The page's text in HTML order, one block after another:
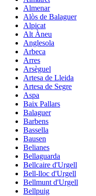
Almenar
Alòs de Balaguer
Alpicat
Alt Àneu
Anglesola
Arbeca
Arres
Arsèguel
Artesa de Lleida
Artesa de Segre
Aspa
Baix Pallars
Balaguer
Barbens
Bassella
Bausen
Belianes
Bellaguarda
Bellcaire d'Urgell
Bell-lloc d'Urgell
Bellmunt d'Urgell
Bellpuig